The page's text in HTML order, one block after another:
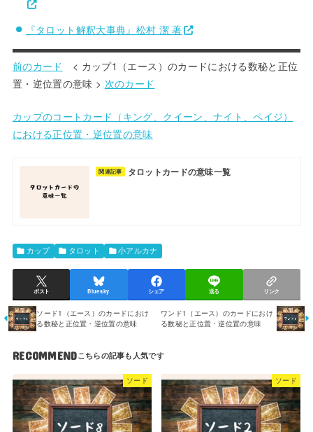
『タロット解釈大事典』松村 潔 著
前のカード
< カップ1（エース）のカードにおける数秘と正位
置・逆位置の意味 > 次のカード
カップのコートカード（キング、クイーン、ナイト、ペイジ）
における正位置・逆位置の意味
関連記事 タロットカードの意味一覧
カップ タロット 小アルカナ
ポスト Bluesky シェア 送る リンク
ソード1（エース）のカードにおけ
る数秘と正位置・逆位置の意味
ワンド1（エース）のカードにおけ
る数秘と正位置・逆位置の意味
RECOMMEND
ソード ソード